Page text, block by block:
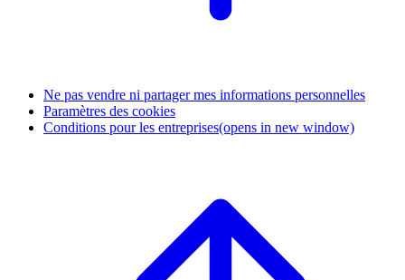
Ne pas vendre ni partager mes informations personnelles
Paramètres des cookies
Conditions pour les entreprises(opens in new window)